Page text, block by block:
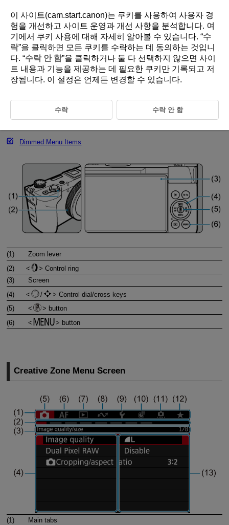
D292-021
Menu Operations and Settings
Basic Zone Menu Screen
Dimmed Menu Items
(1)
Zoom lever
(2)
Control ring
(3)
Screen
(4)
/
Control dial/cross keys
(5)
button
(6)
button
Creative Zone Menu Screen
(1)
Main tabs
이 사이트(cam.start.canon)는 쿠키를 사용하여 사용자 경
험을 개선하고 사이트 운영과 개선 사항을 분석합니다. 여
기 에서 쿠키 사용에 대해 자세히 알아볼 수 있습니다. “수
락”을 클릭하면 모든 쿠키를 수락하는 데 동의하는 것입니
다. “수락 안 함”을 클릭하거나 둘 다 선택하지 않으면 사이
트 내용과 기능을 제공하는 데 필요한 쿠키만 기록되고 저
장됩니다. 이 설정은 언제든 변경할 수 있습니다.
수락 수락 안 함